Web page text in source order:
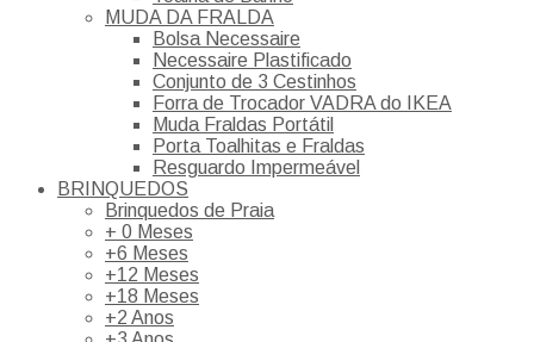
MUDA DA FRALDA
Bolsa Necessaire
Necessaire Plastificado
Conjunto de 3 Cestinhos
Forra de Trocador VADRA do IKEA
Muda Fraldas Portátil
Porta Toalhitas e Fraldas
Resguardo Impermeável
BRINQUEDOS
Brinquedos de Praia
+ 0 Meses
+6 Meses
+12 Meses
+18 Meses
+2 Anos